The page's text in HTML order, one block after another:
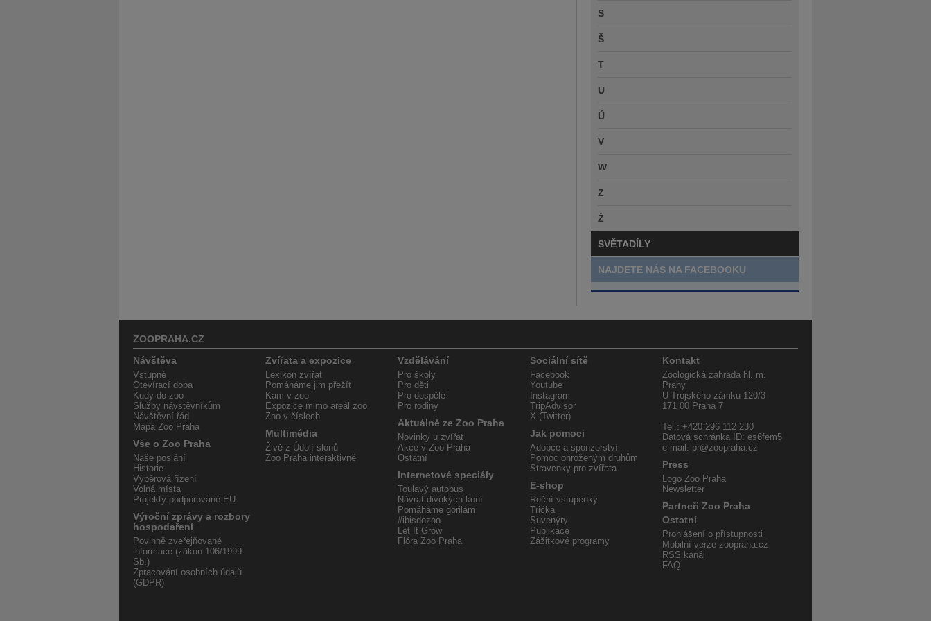
S
Š
T
U
Ú
V
W
Z
Ž
SVĚTADÍLY
NAJDETE NÁS NA FACEBOOKU
ZOOPRAHA.CZ
Návštěva
Vstupné
Otevírací doba
Kudy do zoo
Služby návštěvníkům
Návštěvní řád
Mapa Zoo Praha
Vše o Zoo Praha
Naše poslání
Historie
Výběrová řízení
Volná místa
Projekty podporované EU
Výroční zprávy a rozbory
hospodaření
Povinně zveřejňované
informace (zákon 106/1999
Sb.)
Zpracování osobních údajů
(GDPR)
Zvířata a expozice
Lexikon zvířat
Pomáháme jim přežít
Kam v zoo
Expozice mimo areál zoo
Zoo v číslech
Multimédia
Živě z Údolí slonů
Zoo Praha interaktivně
Vzdělávání
Pro školy
Pro děti
Pro dospělé
Pro rodiny
Aktuálně ze Zoo Praha
Novinky u zvířat
Akce v Zoo Praha
Ostatní
Internetové speciály
Toulavý autobus
Návrat divokých koní
Pomáháme gorilám
#ibisdozoo
Let It Grow
Flóra Zoo Praha
Sociální sítě
Facebook
Youtube
Instagram
TripAdvisor
X (Twitter)
Jak pomoci
Adopce a sponzorství
Pomoc ohroženým druhům
Stravenky pro zvířata
E-shop
Roční vstupenky
Trička
Suvenýry
Publikace
Zážitkové programy
Kontakt
Zoologická zahrada hl. m.
Prahy
U Trojského zámku 120/3
171 00 Praha 7
Tel.: +420 296 112 230
Datová schránka ID: es6fem5
e-mail: pr@zoopraha.cz
Press
Logo Zoo Praha
Newsletter
Partneři Zoo Praha
Ostatní
Prohlášení o přístupnosti
Mobilní verze zoopraha.cz
RSS kanál
FAQ